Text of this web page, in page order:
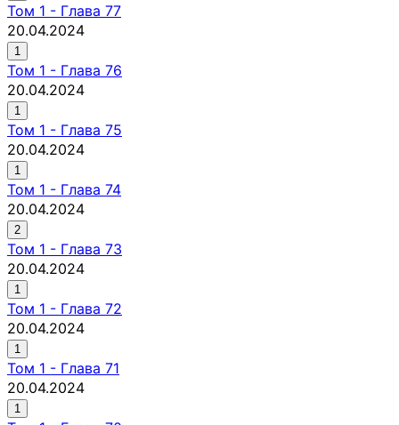
Том 1 - Глава 77
20.04.2024
1
Том 1 - Глава 76
20.04.2024
1
Том 1 - Глава 75
20.04.2024
1
Том 1 - Глава 74
20.04.2024
2
Том 1 - Глава 73
20.04.2024
1
Том 1 - Глава 72
20.04.2024
1
Том 1 - Глава 71
20.04.2024
1